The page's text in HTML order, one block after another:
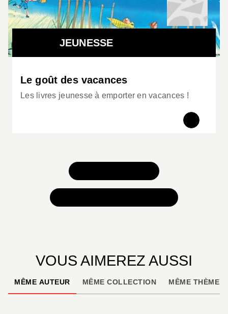
JEUNESSE
Le goût des vacances
Les livres jeunesse à emporter en vacances !
VOUS AIMEREZ AUSSI
MÊME AUTEUR MÊME COLLECTION MÊME THÈME